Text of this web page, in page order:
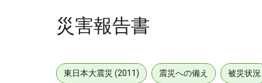
災害報告書
東日本大震災 (2011) 震災への備え 被災状況